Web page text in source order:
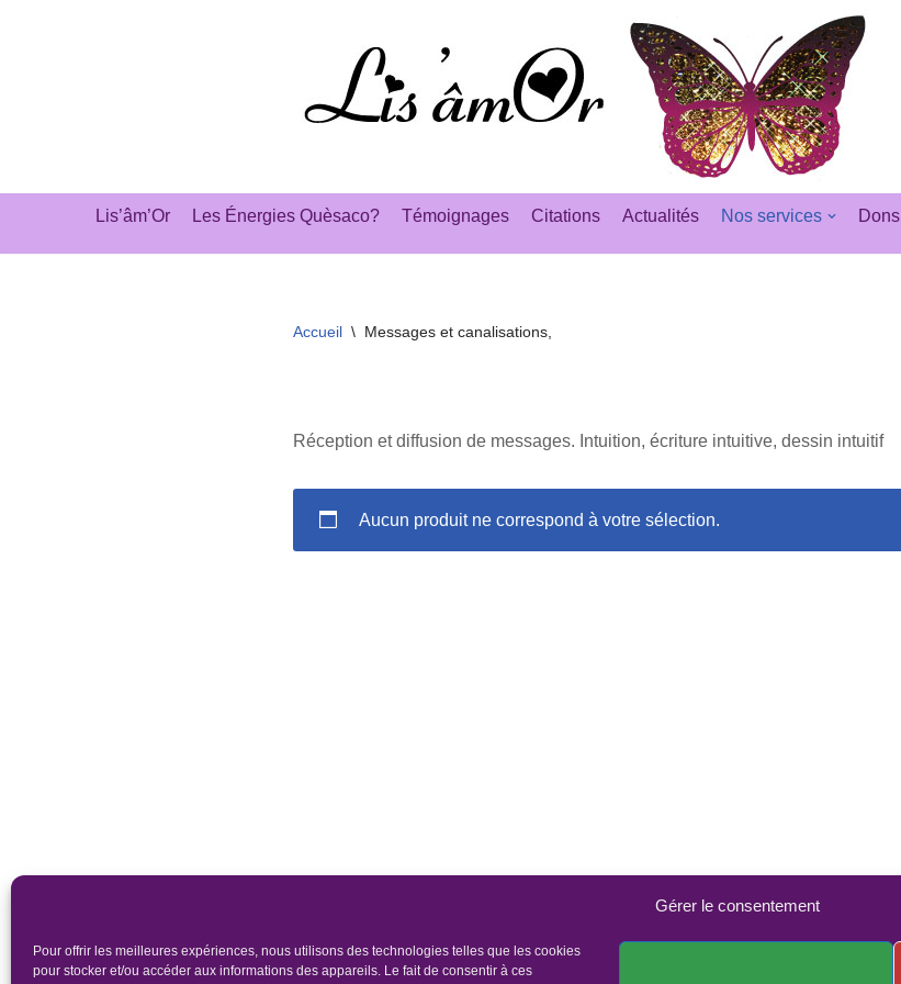
Gérer le consentement
Pour offrir les meilleures expériences, nous utilisons des technologies telles que les cookies
pour stocker et/ou accéder aux informations des appareils. Le fait de consentir à ces
Lis’âm’Or Les Énergies Quèsaco? Témoignages Citations Actualités Nos services Dons
Accueil \ Messages et canalisations,
Réception et diffusion de messages. Intuition, écriture intuitive, dessin intuitif
Aucun produit ne correspond à votre sélection.